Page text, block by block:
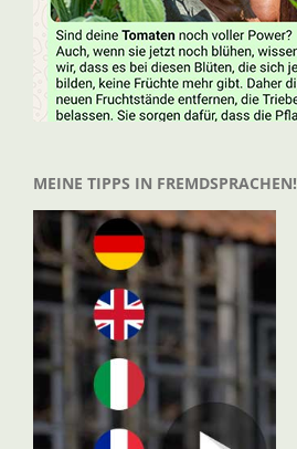
MEINE TIPPS IN FREMDSPRACHEN!